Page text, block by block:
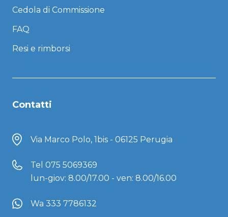
Cedola di Commissione
FAQ
Resi e rimborsi
Contatti
Via Marco Polo, 1bis - 06125 Perugia
Tel 075 5069369
lun-giov: 8.00/17.00 - ven: 8.00/16.00
Wa 333 7786132